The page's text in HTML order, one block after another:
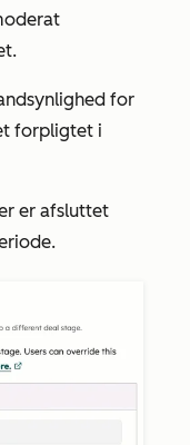
for
forpligtet i
er afsluttet